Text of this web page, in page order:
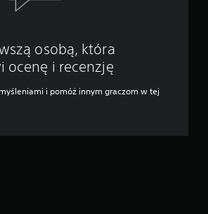
osobą, która
ocenę i recenzję
i pomóż innym graczom w tej